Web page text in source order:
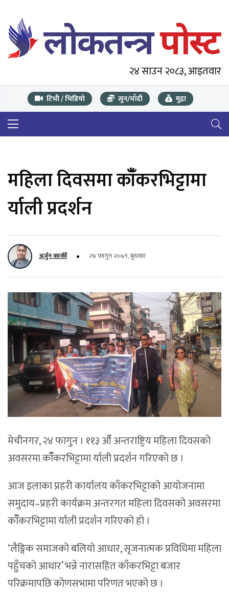
२४ साउन २०८३, आइतवार
टिभी / भिडियो सुन/चाँदी मुद्रा
महिला दिवसमा काँँकरभिट्टामा
र्याली प्रदर्शन
अर्जुन कार्की २४ फागुन २०७९, बुधवार
मेचीनगर, २४ फागुन । ११३ औँ अन्तराष्ट्रिय महिला दिवसको
अवसरमा काँँकरभिट्टामा र्याली प्रदर्शन गरिएको छ ।
आज इलाका प्रहरी कार्यालय काँकरभिट्टाको आयोजनामा
समुदाय–प्रहरी कार्यक्रम अन्तरगत महिला दिवसको अवसरमा
काँँकरभिट्टामा र्याली प्रदर्शन गरिएको हो ।
‘लैङ्गिक समाजको बलियो आधार, सृजनात्मक प्रविधिमा महिला
पहुँचको आधार’ भन्ने नारासहित काँकरभिट्टा बजार
परिक्रमापछि कोणसभामा परिणत भएको छ ।